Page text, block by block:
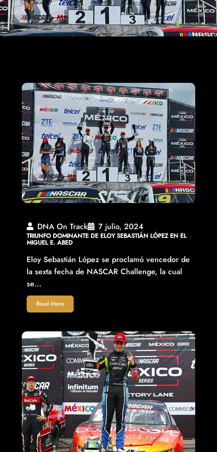
DNA On Track 7 julio, 2024
TRIUNFO DOMINANTE DE ELOY SEBASTIÁN LÓPEZ EN EL
MIGUEL E. ABED
Eloy Sebastián López se proclamó vencedor de
la sexta fecha de NASCAR Challenge, la cual
se…
Read More